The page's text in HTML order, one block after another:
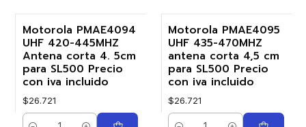
Motorola PMAE4094
UHF 420-445MHZ
Antena corta 4. 5cm
para SL500 Precio
con iva incluido
$26.721
Motorola PMAE4095
UHF 435-470MHZ
antena corta 4,5 cm
para SL500 Precio
con iva incluido
$26.721